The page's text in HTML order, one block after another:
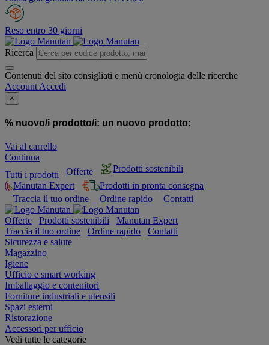
Reso entro 30 giorni
Ricerca
Contenuti del sito consigliati e menù cronologia delle ricerche
Account Accedi
×
% nuovo/i prodotto/i: un nuovo prodotto:
Vai al carrello
Continua
Tutti i prodotti
Offerte
Prodotti sostenibili
Manutan Expert
Prodotti in pronta consegna
Traccia il tuo ordine
Ordine rapido Contatti
Offerte Prodotti sostenibili
Manutan Expert
Traccia il tuo ordine
Ordine rapido
Contatti
Sicurezza e salute
Magazzino
Igiene
Ufficio e smart working
Imballaggio e contenitori
Forniture industriali e utensili
Spazi esterni
Ristorazione
Accessori per ufficio
Vedi tutte le categorie